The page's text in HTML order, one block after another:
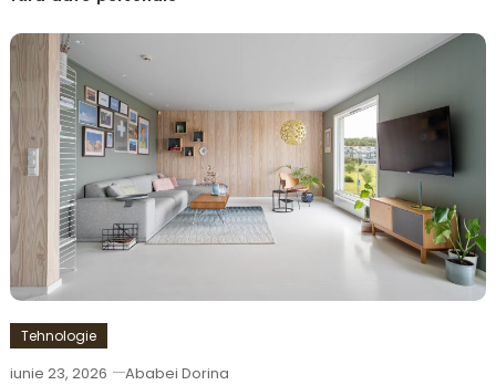
Tehnologie
iunie 23, 2026 Ababei Dorina